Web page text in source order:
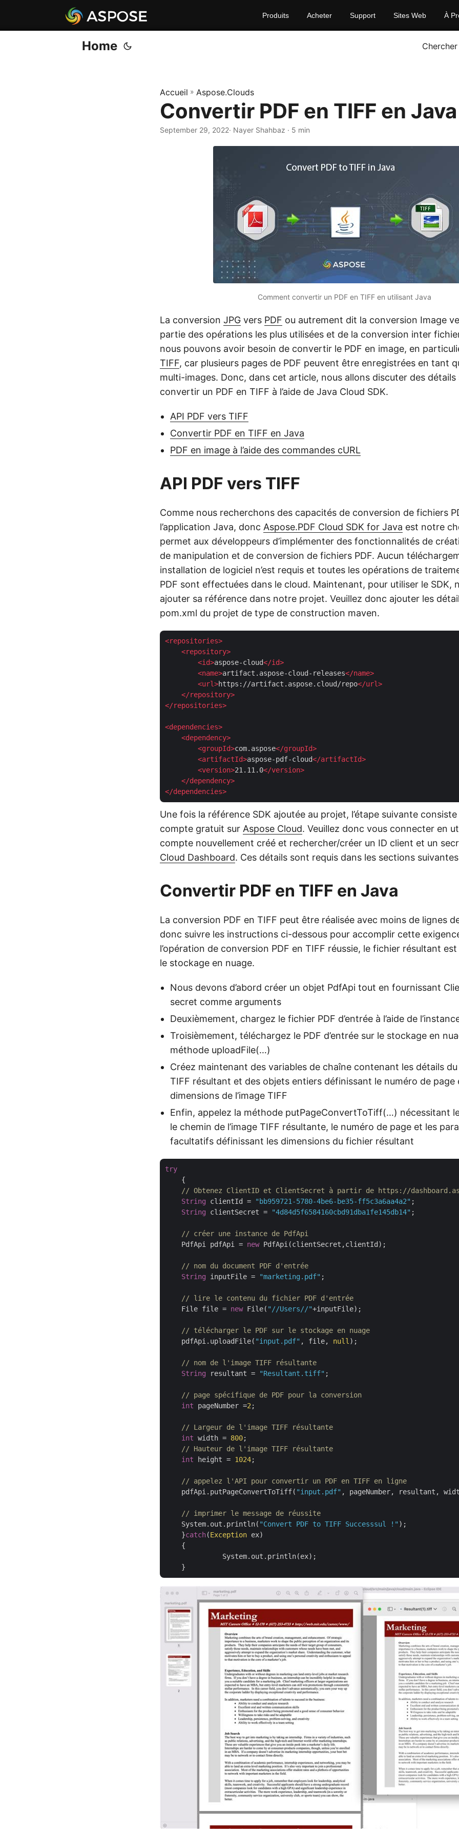
Produits Acheter Support Sites Web À
Home Chercher
Accueil » Aspose.Clouds
Convertir PDF en TIFF en Java
September 29, 2022· Nayer Shahbaz · 5 min
Comment convertir un PDF en TIFF en utilisant Java
La conversion JPG vers PDF ou autrement dit la conversion Image
partie des opérations les plus utilisées et de la conversion inter
nous pouvons avoir besoin de convertir le PDF en image, en
TIFF, car plusieurs pages de PDF peuvent être enregistrées en tant
multi-images. Donc, dans cet article, nous allons discuter des
convertir un PDF en TIFF à l’aide de Java Cloud SDK.
API PDF vers TIFF
Convertir PDF en TIFF en Java
PDF en image à l’aide des commandes cURL
API PDF vers TIFF
Comme nous recherchons des capacités de conversion de fichiers
l’application Java, donc Aspose.PDF Cloud SDK for Java est notre
permet aux développeurs d’implémenter des fonctionnalités de
de manipulation et de conversion de fichiers PDF. Aucun
installation de logiciel n’est requis et toutes les opérations de
PDF sont effectuées dans le cloud. Maintenant, pour utiliser le SDK,
ajouter sa référence dans notre projet. Veuillez donc ajouter les
pom.xml du projet de type de construction maven.
<repositories>
<repository>
<id>aspose-cloud</id>
<name>artifact.aspose-cloud-releases</name>
<url>https://artifact.aspose.cloud/repo</url>
</repository>
</repositories>
<dependencies>
<dependency>
<groupId>com.aspose</groupId>
<artifactId>aspose-pdf-cloud</artifactId>
<version>21.11.0</version>
</dependency>
</dependencies>
Une fois la référence SDK ajoutée au projet, l’étape suivante
compte gratuit sur Aspose Cloud. Veuillez donc vous connecter en
compte nouvellement créé et rechercher/créer un ID client et un
Cloud Dashboard. Ces détails sont requis dans les sections
Convertir PDF en TIFF en Java
La conversion PDF en TIFF peut être réalisée avec moins de lignes
donc suivre les instructions ci-dessous pour accomplir cette
l’opération de conversion PDF en TIFF réussie, le fichier résultant
le stockage en nuage.
Nous devons d’abord créer un objet PdfApi tout en fournissant
secret comme arguments
Deuxièmement, chargez le fichier PDF d’entrée à l’aide de
Troisièmement, téléchargez le PDF d’entrée sur le stockage en
méthode uploadFile(…)
Créez maintenant des variables de chaîne contenant les détails
TIFF résultant et des objets entiers définissant le numéro de page
dimensions de l’image TIFF
Enfin, appelez la méthode putPageConvertToTiff(…) nécessitant le
le chemin de l’image TIFF résultante, le numéro de page et les
facultatifs définissant les dimensions du fichier résultant
try
    {
// Obtenez ClientID et ClientSecret à partir de https://
String clientId = "bb959721-5780-4be6-be35-ff5c3a6aa4a2" ;
String clientSecret = "4d84d5f6584160cbd91dba1fe145db14" ;
// créer une instance de PdfApi
    PdfApi pdfApi =
new PdfApi(clientSecret,clientId);
// nom du document PDF d'entrée
String inputFile = "marketing.pdf" ;
// lire le contenu du fichier PDF d'entrée
    File file =
new File( "//Users//"+inputFile);
// télécharger le PDF sur le stockage en nuage
    pdfApi.uploadFile(
"input.pdf" , file, null );
// nom de l'image TIFF résultante
String resultant = "Resultant.tiff" ;
// page spécifique de PDF pour la conversion
int pageNumber =2 ;
// Largeur de l'image TIFF résultante
int width = 800;
// Hauteur de l'image TIFF résultante
int height = 1024;
// appelez l'API pour convertir un PDF en TIFF en ligne
    pdfApi.putPageConvertToTiff(
"input.pdf" , pageNumber, resultant,
// imprimer le message de réussite
    System.out.println(
"Convert PDF to TIFF Successsul !" );
    }
catch(Exception ex)
    {